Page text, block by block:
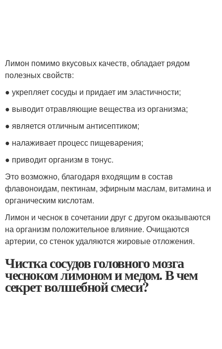
Лимон помимо вкусовых качеств, обладает рядом
полезных свойств:
● укрепляет сосуды и придает им эластичности;
● выводит отравляющие вещества из организма;
● является отличным антисептиком;
● налаживает процесс пищеварения;
● приводит организм в тонус.
Это возможно, благодаря входящим в состав
флавоноидам, пектинам, эфирным маслам, витамина и
органическим кислотам.
Лимон и чеснок в сочетании друг с другом оказываются
на организм положительное влияние. Очищаются
артерии, со стенок удаляются жировые отложения.
Чистка сосудов головного мозга
чесноком лимоном и медом. В чем
секрет волшебной смеси?